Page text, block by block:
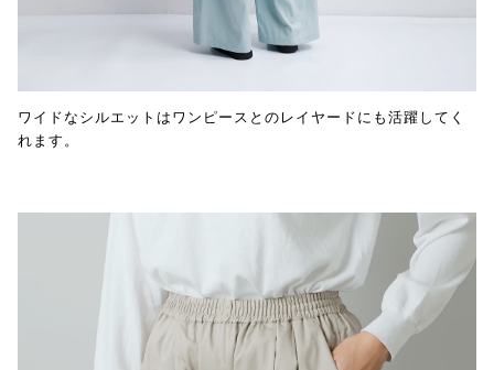
ワイドなシルエットはワンピースとのレイヤードにも活躍してく
れます。